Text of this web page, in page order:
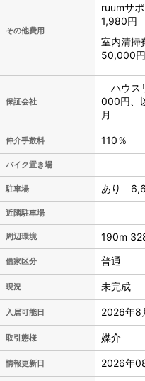
その他費用
ruumサ
1,980円
室内清掃
50,000円
保証会社
ハウス
000円、
月
仲介手数料 110％
バイク置き場
駐車場 あり
近隣駐車場
周辺環境 190m
借家区分 普通
現況 未完成
入居可能日 2026年8
取引態様 媒介
情報更新日 2026年